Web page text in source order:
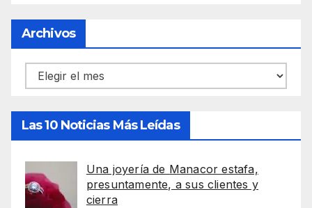
Archivos
Archivos
Las 10 Noticias Más Leídas
Una joyería de Manacor estafa,
presuntamente, a sus clientes y
cierra